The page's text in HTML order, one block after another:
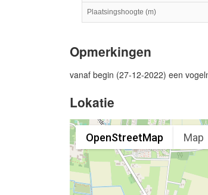
Plaatsingshoogte (m)
Opmerkingen
vanaf begin (27-12-2022) een
Lokatie
OpenStreetMap Map